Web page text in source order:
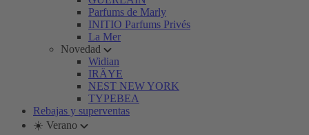
Parfums de Marly
INITIO Parfums Privés
La Mer
Novedad
Widian
IRÄYE
NEST NEW YORK
TYPEBEA
Rebajas y superventas
☀️ Verano